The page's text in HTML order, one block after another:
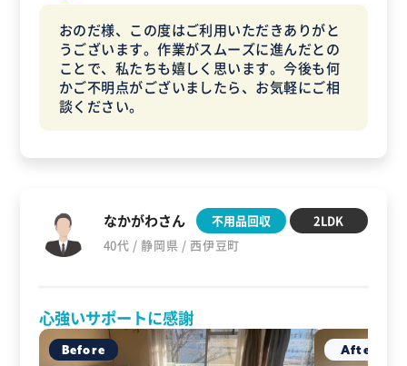
おのだ様、この度はご利用いただきありがと
うございます。作業がスムーズに進んだとの
ことで、私たちも嬉しく思います。今後も何
かご不明点がございましたら、お気軽にご相
談ください。
なかがわさん
40代 / 静岡県 / 西伊豆町
不用品回収 2LDK
心強いサポートに感謝